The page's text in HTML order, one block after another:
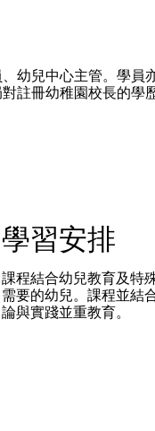
幼兒中心主管。學員
註冊幼稚園校長的學歷
學習安排
課程結合幼兒教育及特
需要的幼兒。課程並結
論與實踐並重教育。